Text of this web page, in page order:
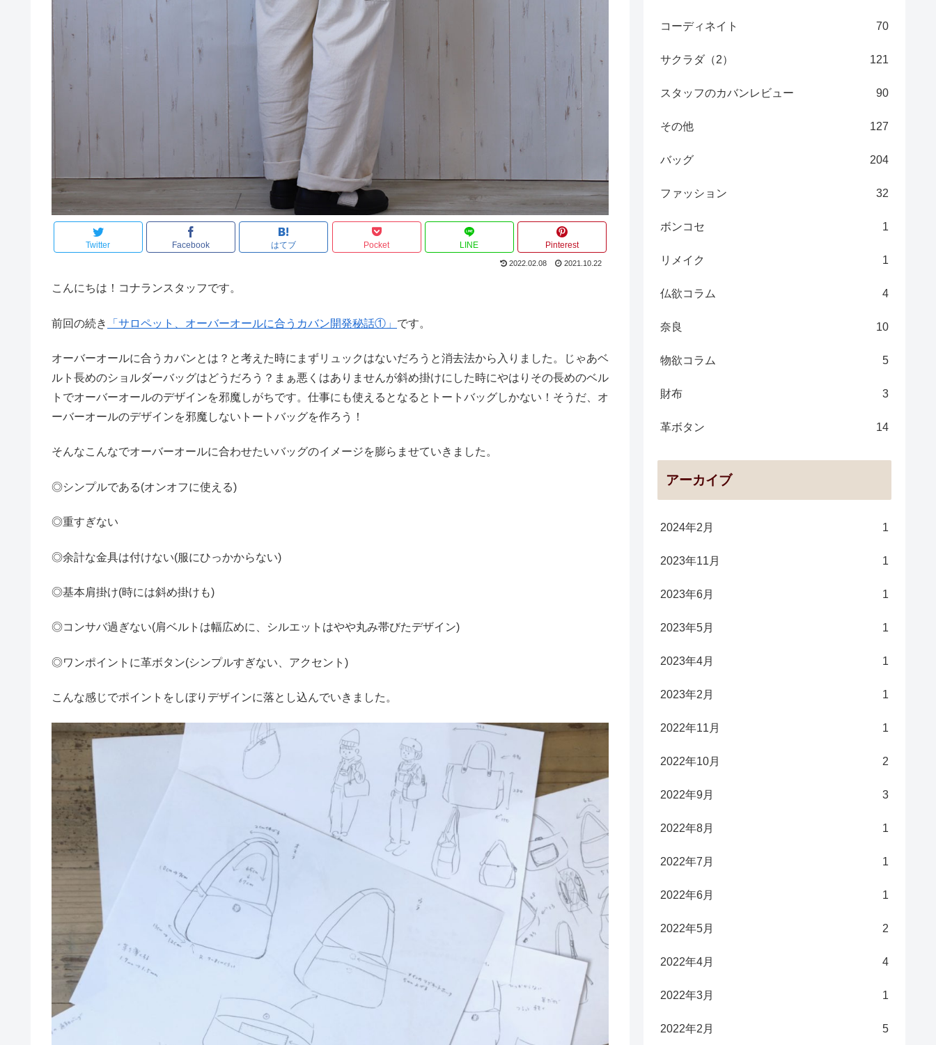
Twitter Facebook はてブ Pocket LINE Pinterest
2022.02.08 2021.10.22
こんにちは！コナランスタッフです。
前回の続き 「サロペット、オーバーオールに合うカバン開発秘話①」 です。
オーバーオールに合うカバンとは？と考えた時にまずリュックはないだろうと消去法から入りました。じゃあベ
ルト長めのショルダーバッグはどうだろう？まぁ悪くはありませんが斜め掛けにした時にやはりその長めのベル
トでオーバーオールのデザインを邪魔しがちです。仕事にも使えるとなるとトートバッグしかない！そうだ、オ
ーバーオールのデザインを邪魔しないトートバッグを作ろう！
そんなこんなでオーバーオールに合わせたいバッグのイメージを膨らませていきました。
◎シンプルである(オンオフに使える)
◎重すぎない
◎余計な金具は付けない(服にひっかからない)
◎基本肩掛け(時には斜め掛けも)
◎コンサバ過ぎない(肩ベルトは幅広めに、シルエットはやや丸み帯びたデザイン)
◎ワンポイントに革ボタン(シンプルすぎない、アクセント)
こんな感じでポイントをしぼりデザインに落とし込んでいきました。
コーディネイト 70
サクラダ（2） 121
スタッフのカバンレビュー 90
その他 127
バッグ 204
ファッション 32
ボンコセ 1
リメイク 1
仏欲コラム 4
奈良 10
物欲コラム 5
財布 3
革ボタン 14
アーカイブ
2024年2月 1
2023年11月 1
2023年6月 1
2023年5月 1
2023年4月 1
2023年2月 1
2022年11月 1
2022年10月 2
2022年9月 3
2022年8月 1
2022年7月 1
2022年6月 1
2022年5月 2
2022年4月 4
2022年3月 1
2022年2月 5